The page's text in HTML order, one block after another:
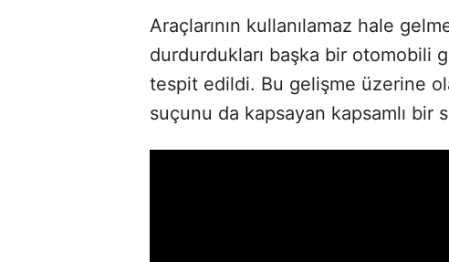
Araçlarının kullanılamaz hale
durdurdukları başka bir otomobili
tespit edildi. Bu gelişme üzerine
suçunu da kapsayan kapsamlı bir